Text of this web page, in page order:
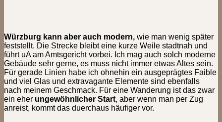
Würzburg kann aber auch modern, wie man wenig später
feststellt. Die Strecke bleibt eine kurze Weile stadtnah und
führt uA am Amtsgericht vorbei. Ich mag auch solch moderne
Gebäude sehr gerne, es muss nicht immer etwas Altes sein.
Für gerade Linien habe ich ohnehin ein ausgeprägtes Faible
und viel Glas und extravagante Elemente sind ebenfalls
nach meinem Geschmack. Für eine Wanderung ist das zwar
ein eher ungewöhnlicher Start, aber wenn man per Zug
anreist, kommt das duerchaus häufiger vor.